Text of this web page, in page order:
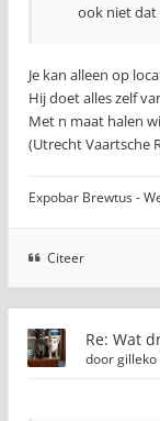
ook niet dat
Je kan alleen op
Hij doet alles zelf
Met n maat halen
(Utrecht Vaartsche
Expobar Brewtus -
Citeer
Re: Wat
doorgilleko